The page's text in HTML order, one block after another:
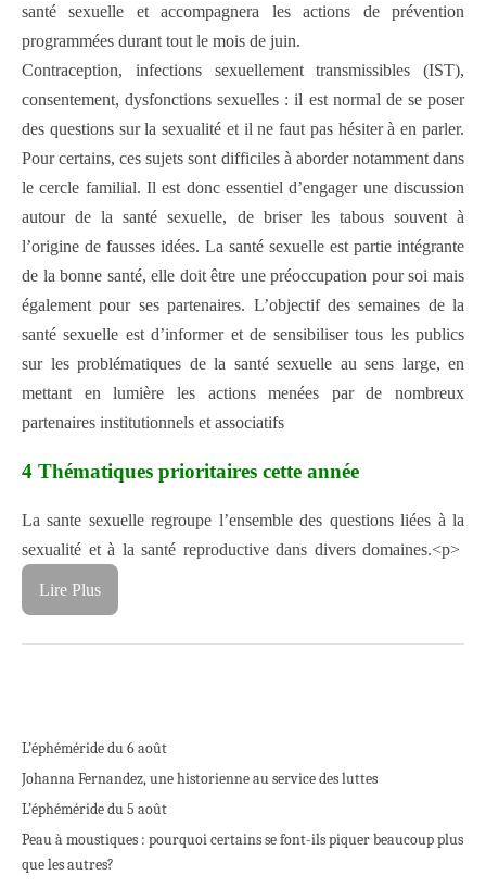
santé sexuelle et accompagnera les actions de prévention
programmées durant tout le mois de juin.
Contraception, infections sexuellement transmissibles (IST),
consentement, dysfonctions sexuelles : il est normal de se poser
des questions sur la sexualité et il ne faut pas hésiter à en parler.
Pour certains, ces sujets sont difficiles à aborder notamment dans
le cercle familial. Il est donc essentiel d’engager une discussion
autour de la santésexuelle, de briser les tabous souvent à
l’origine de fausses idées. La santé sexuelle est partie intégrante
de la bonne santé, elle doit être une préoccupation pour soi mais
également pour ses partenaires. L’objectif des semaines de la
santé sexuelle est d’informer et de sensibiliser tous les publics
sur les problématiques de la santé sexuelle au sens large, en
mettant en lumière les actions menées par de nombreux
partenaires institutionnels et associatifs
4 Thématiques prioritaires cette année
La sante sexuelle regroupe l’ensemble des questions liées à la
sexualité et à la santé reproductive dans divers domaines.<p>
Lire Plus
L’éphéméride du 6 août
Johanna Fernandez, une historienne au service des luttes
L’éphéméride du 5 août
Peau à moustiques : pourquoi certains se font-ils piquer beaucoup plus
que les autres?